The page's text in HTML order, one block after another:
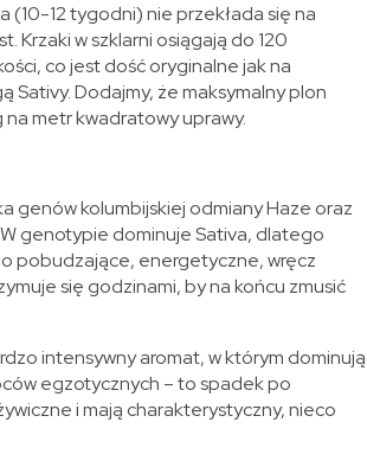
(10-12 tygodni) nie przekłada się na
Krzaki w szklarni osiągają do 120
co jest dość oryginalne jak na
Sativy. Dodajmy, że maksymalny plon
metr kwadratowy uprawy.
genów kolumbijskiej odmiany Haze oraz
genotypie dominuje Sativa, dlatego
pobudzające, energetyczne, wręcz
się godzinami, by na końcu zmusić
intensywny aromat, w którym dominują
egzotycznych – to spadek po
i mają charakterystyczny, nieco